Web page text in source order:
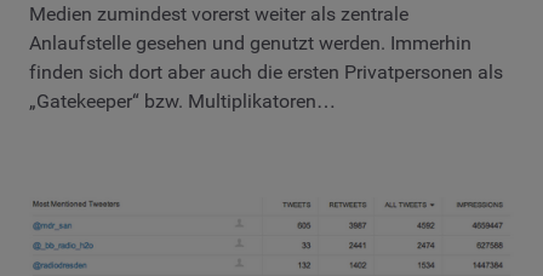
Medien zumindest vorerst weiter als zentrale
Anlaufstelle gesehen und genutzt werden. Immerhin
finden sich dort aber auch die ersten Privatpersonen als
„Gatekeeper“ bzw. Multiplikatoren…